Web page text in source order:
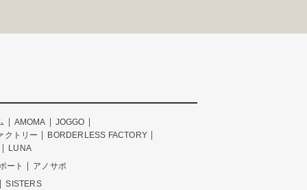
AMOMA
JOGGO
クトリー
BORDERLESS FACTORY
LUNA
ート アノサポ
SISTERS